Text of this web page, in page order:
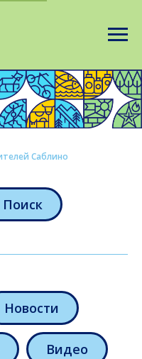
Саблино
Поиск
Новости
Видео